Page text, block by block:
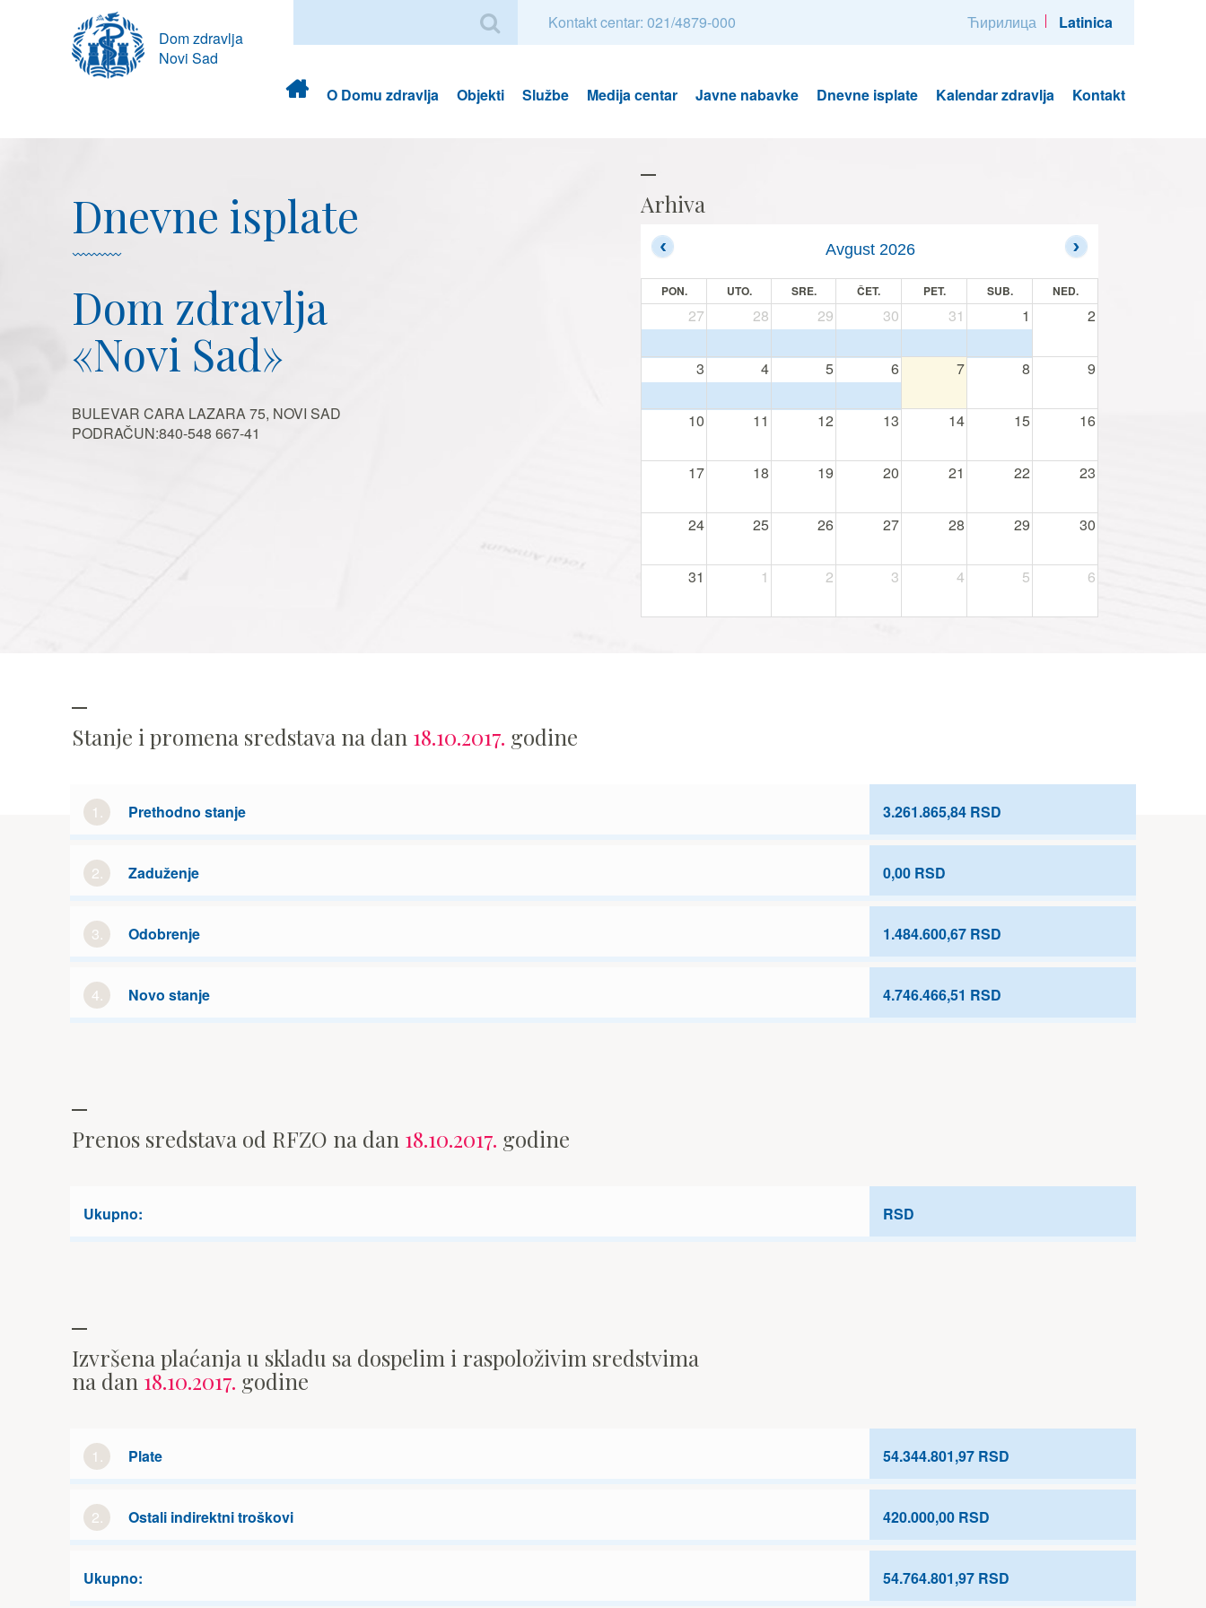
Dom zdravlja
Novi Sad
Kontakt centar: 021/4879-000 Ћирилица Latinica
Dom
zdravlja
O Domu zdravlja Objekti Službe Medija centar Javne nabavke Dnevne isplate Kalendar zdravlja Kontakt
Dnevne isplate
Dom zdravlja
«Novi Sad»
BULEVAR CARA LAZARA 75, NOVI SAD
PODRAČUN:840-548 667-41
Arhiva
Avgust 2026
PON. UTO. SRE. ČET. PET. SUB. NED.
27 28 29 30 31 1 2
3 4 5 6 7 8 9
10 11 12 13 14 15 16
17 18 19 20 21 22 23
24 25 26 27 28 29 30
31 1 2 3 4 5 6
Stanje i promena sredstava na dan 18.10.2017. godine
1. Prethodno stanje 3.261.865,84 RSD
2. Zaduženje 0,00 RSD
3. Odobrenje 1.484.600,67 RSD
4. Novo stanje 4.746.466,51 RSD
Prenos sredstava od RFZO na dan 18.10.2017. godine
Ukupno: RSD
Izvršena plaćanja u skladu sa dospelim i raspoloživim sredstvima
na dan 18.10.2017. godine
1. Plate 54.344.801,97 RSD
2. Ostali indirektni troškovi 420.000,00 RSD
Ukupno: 54.764.801,97 RSD